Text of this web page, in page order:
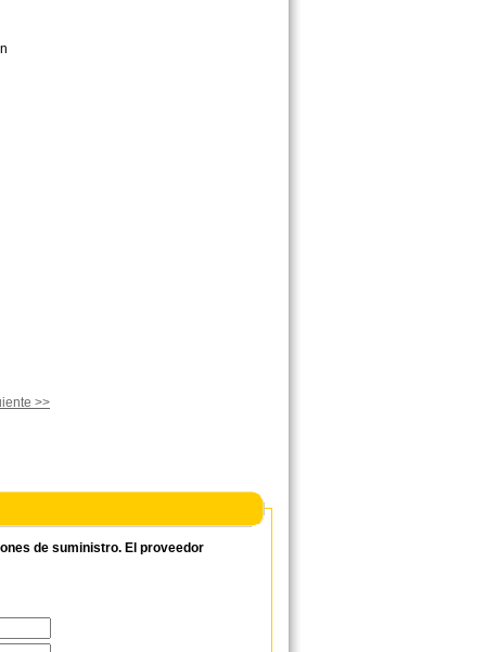
>>
de suministro. El proveedor